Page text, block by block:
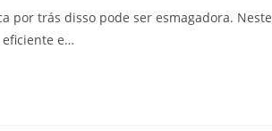
por trás disso pode ser esmagadora. Neste
e…